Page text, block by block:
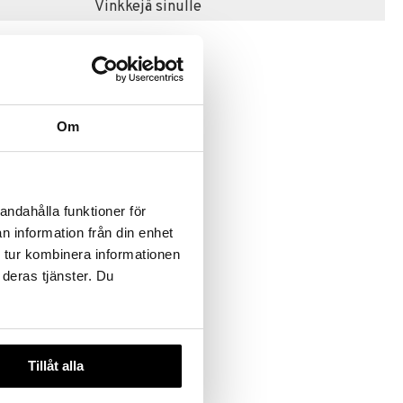
Om
funktioner för
information från din enhet
kombinera informationen
tjänster. Du
Tillåt alla
Vinkkejä sinulle